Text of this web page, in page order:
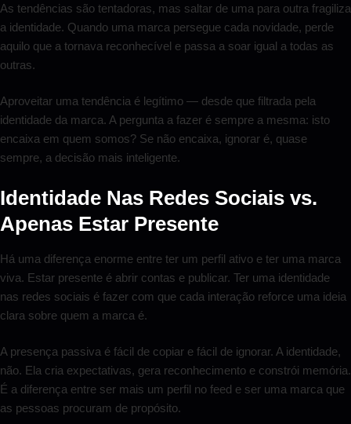
As tendências são tentadoras, mas saltar de uma para outra fragiliza
a identidade. Quando uma marca persegue cada novidade, perde
aquilo que a tornava reconhecível e passa a soar igual a todas as
outras.
Aproveitar uma tendência é legítimo — desde que filtrada pela
identidade da marca. A pergunta a fazer é sempre a mesma: isto
encaixa em quem somos? Se não encaixa, ignorar é, quase
sempre, a decisão mais inteligente.
Identidade Nas Redes Sociais vs.
Apenas Estar Presente
Há uma diferença enorme entre ter um perfil ativo e ter uma marca
viva. Estar presente é abrir contas e publicar. Ter uma identidade
nas redes sociais é fazer com que cada interação reforce uma ideia
clara sobre quem a marca é.
A presença passiva é fácil de copiar e fácil de ignorar. A identidade,
não. Ela cria expectativas, gera reconhecimento e constrói memória.
É a diferença entre ser mais um perfil no feed e ser uma marca que
as pessoas procuram de propósito.